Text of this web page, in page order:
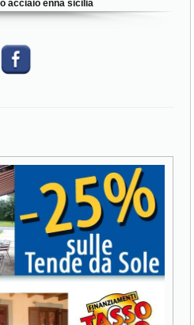
acciaio enna sicilia